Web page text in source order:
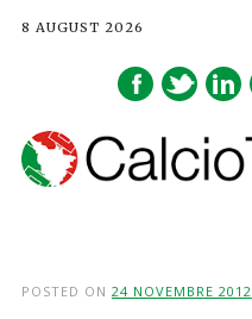
8 AUGUST 2026
POSTED ON 24 NOVEMBRE 2012